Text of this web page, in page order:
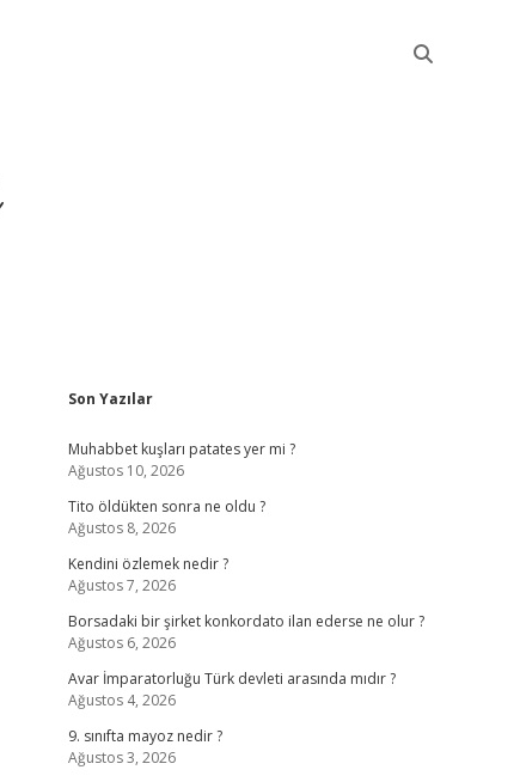
Sidebar
Son Yazılar
Muhabbet kuşları patates yer mi ?
Ağustos 10, 2026
Tito öldükten sonra ne oldu ?
Ağustos 8, 2026
Kendini özlemek nedir ?
Ağustos 7, 2026
Borsadaki bir şirket konkordato ilan ederse ne olur ?
Ağustos 6, 2026
Avar İmparatorluğu Türk devleti arasında mıdır ?
Ağustos 4, 2026
9. sınıfta mayoz nedir ?
Ağustos 3, 2026